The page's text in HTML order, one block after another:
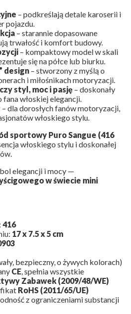
– podkreślają detale karoserii i
pojazdu.
– starannie dopasowane
trwałość i komfort budowy.
– kompaktowy model w skali
się na półce lub biurku.
design – stworzony z myślą o
i miłośnikach motoryzacji.
styl, moc i pasję – doskonały
włoskiej elegancji.
– dla dorosłych fanów motoryzacji,
włoskiego stylu.
sportowy Puro Sangue (416
włoskiego stylu i doskonałej
elegancji i mocy —
w świecie mini
416
17 x 7.5 x 5 cm
bezpieczny, o żywych kolorach)
CE, spełnia wszystkie
Zabawek (2009/48/WE)
RoHS (2011/65/UE)
z ograniczeniami substancji